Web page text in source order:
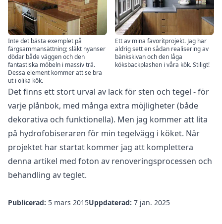
Inte det bästa exemplet på
färgsammansättning; släkt nyanser
dödar både väggen och den
fantastiska möbeln i massiv trä.
Dessa element kommer att se bra
ut i olika kök.
Ett av mina favoritprojekt. Jag har
aldrig sett en sådan realisering av
bänkskivan och den låga
köksbackplashen i våra kök. Stiligt!
Det finns ett stort urval av lack för sten och tegel - för
varje plånbok, med många extra möjligheter (både
dekorativa och funktionella). Men jag kommer att lita
på hydrofobiseraren för min tegelvägg i köket. När
projektet har startat kommer jag att komplettera
denna artikel med foton av renoveringsprocessen och
behandling av teglet.
Publicerad: 5 mars 2015Uppdaterad: 7 jan. 2025